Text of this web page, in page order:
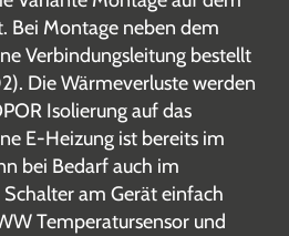
Bei Montage neben dem
Verbindungsleitung bestellt
Die Wärmeverluste werden
Isolierung auf das
E-Heizung ist bereits im
bei Bedarf auch im
am Gerät einfach
Temperatursensor und